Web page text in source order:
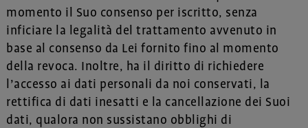
momento il Suo consenso per iscritto, senza
inficiare la legalità del trattamento avvenuto in
base al consenso da Lei fornito fino al momento
della revoca. Inoltre, ha il diritto di richiedere
l’accesso ai dati personali da noi conservati, la
rettifica di dati inesatti e la cancellazione dei Suoi
dati, qualora non sussistano obblighi di